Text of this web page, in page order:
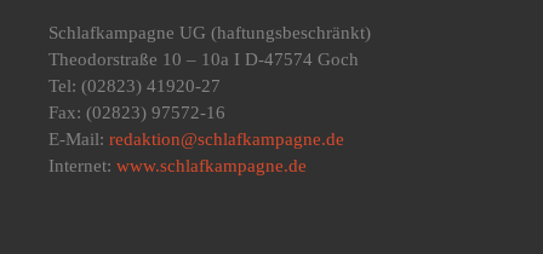
Schlafkampagne UG (haftungsbeschränkt)
Theodorstraße 10 – 10a I D-47574 Goch
Tel: (02823) 41920-27
Fax: (02823) 97572-16
E-Mail: redaktion@schlafkampagne.de
Internet: www.schlafkampagne.de